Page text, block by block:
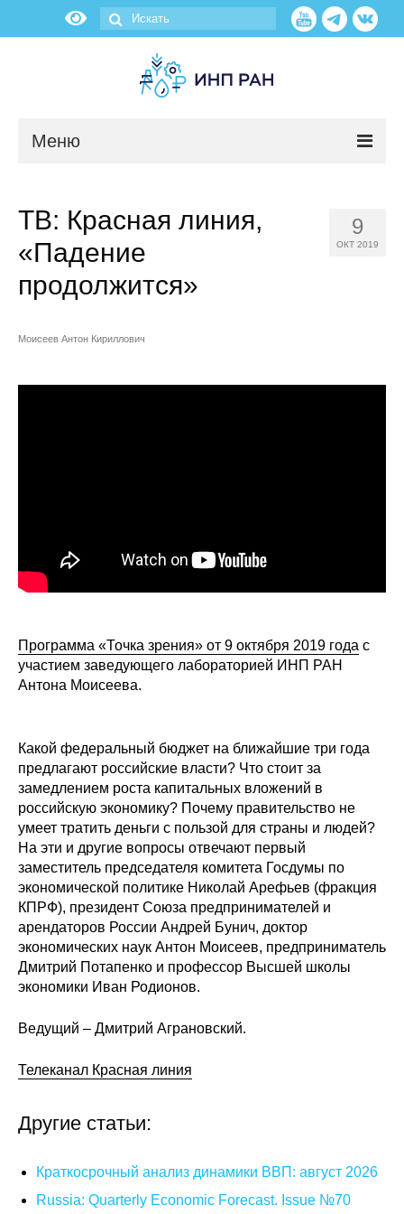
Меню
Об институте
Публикации
Издания
О журнале
Номера журналов
Редакционная этика
Информация для авторов
Общие требования
Стандарты оформления
Редакционная этика
Информация для авторов
9
ОКТ 2019
ТВ: Красная линия,
«Падение
продолжится»
Моисеев Антон Кириллович
Программа «Точка зрения» от 9 октября 2019 года с
участием заведующего лабораторией ИНП РАН
Антона Моисеева.
Какой федеральный бюджет на ближайшие три года
предлагают российские власти? Что стоит за
замедлением роста капитальных вложений в
российскую экономику? Почему правительство не
умеет тратить деньги с пользой для страны и людей?
На эти и другие вопросы отвечают первый
заместитель председателя комитета Госдумы по
экономической политике Николай Арефьев (фракция
КПРФ), президент Союза предпринимателей и
арендаторов России Андрей Бунич, доктор
экономических наук Антон Моисеев, предприниматель
Дмитрий Потапенко и профессор Высшей школы
экономики Иван Родионов.
Ведущий – Дмитрий Аграновский.
Телеканал Красная линия
Другие статьи:
Краткосрочный анализ динамики ВВП: август 2026
Russia: Quarterly Economic Forecast. Issue №70